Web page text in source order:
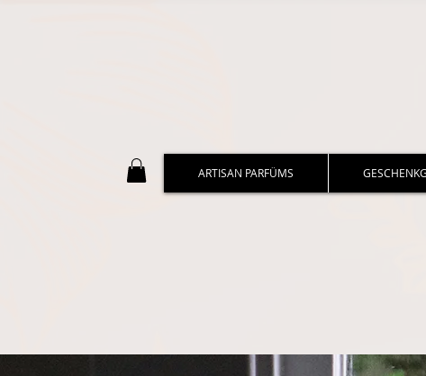
ARTISAN PARFÜMS